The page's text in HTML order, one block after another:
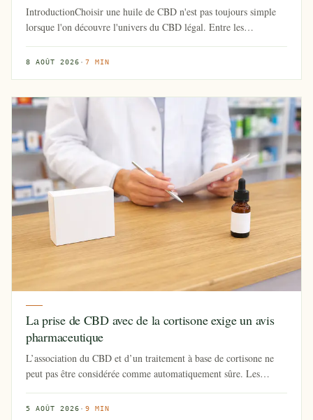
IntroductionChoisir une huile de CBD n'est pas toujours simple
lorsque l'on découvre l'univers du CBD légal. Entre les
8 AOÛT 2026 · 7 MIN
La prise de CBD avec de la cortisone exige un avis
pharmaceutique
L’association du CBD et d’un traitement à base de cortisone ne
peut pas être considérée comme automatiquement sûre. Les
5 AOÛT 2026 · 9 MIN